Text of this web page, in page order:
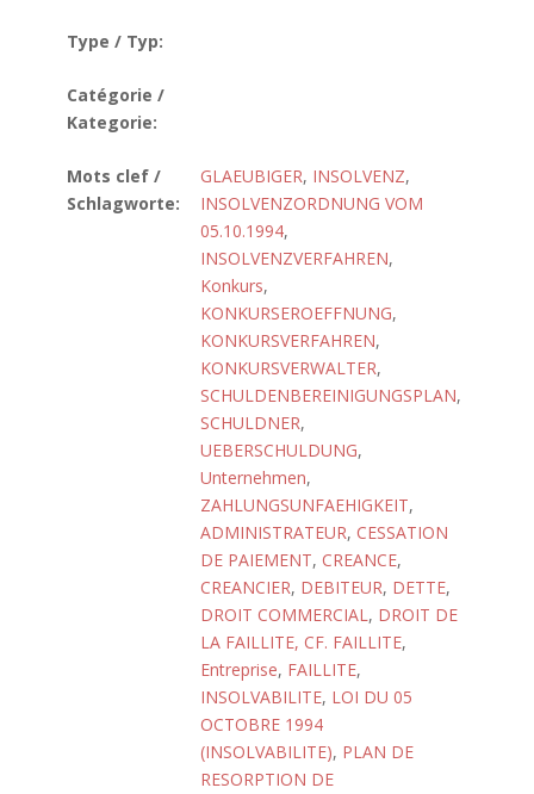
Type / Typ:
Catégorie /
Kategorie:
Mots clef /
Schlagworte:
GLAEUBIGER, INSOLVENZ,
INSOLVENZORDNUNG VOM
05.10.1994,
INSOLVENZVERFAHREN,
Konkurs,
KONKURSEROEFFNUNG,
KONKURSVERFAHREN,
KONKURSVERWALTER,
SCHULDENBEREINIGUNGSPLAN,
SCHULDNER,
UEBERSCHULDUNG,
Unternehmen,
ZAHLUNGSUNFAEHIGKEIT,
ADMINISTRATEUR, CESSATION
DE PAIEMENT, CREANCE,
CREANCIER, DEBITEUR, DETTE,
DROIT COMMERCIAL, DROIT DE
LA FAILLITE, CF. FAILLITE,
Entreprise, FAILLITE,
INSOLVABILITE, LOI DU 05
OCTOBRE 1994
(INSOLVABILITE), PLAN DE
RESORPTION DE